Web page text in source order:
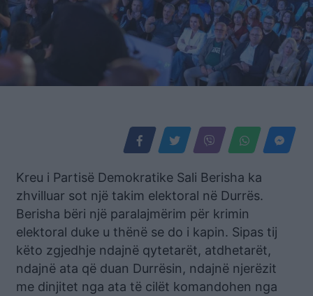
Kreu i Partisë Demokratike Sali Berisha ka
zhvilluar sot një takim elektoral në Durrës.
Berisha bëri një paralajmërim për krimin
elektoral duke u thënë se do i kapin. Sipas tij
këto zgjedhje ndajnë qytetarët, atdhetarët,
ndajnë ata që duan Durrësin, ndajnë njerëzit
me dinjitet nga ata të cilët komandohen nga